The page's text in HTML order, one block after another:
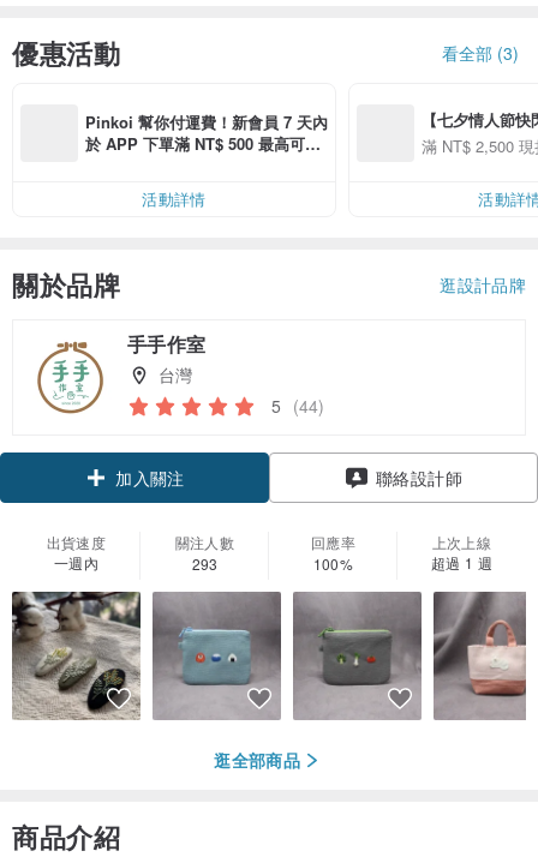
優惠活動 看全部 (3)
Pinkoi 幫你付運費！新會員 7 天內
於 APP 下單滿 NT$ 500 最高可折
活動詳情
【七夕情人節
用 APP 購買任
00 現折 NT$100
滿 NT$ 2,500
活動詳
關於品牌 逛設計品牌
手手作室
台灣
5 (44)
加入關注 聯絡設計師
出貨速度
一週內
關注人數
293
回應率
100%
上次上線
超過 1 週
逛全部商品
商品介紹